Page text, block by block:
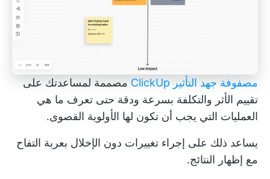
مصفوفة جهد التأثير ClickUp
مصممة لمساعدتك على
تقييم الأثر والتكلفة بسرعة ودقة حتى تعرف ما هي
العمليات التي يجب أن تكون لها الأولوية القصوى.
يساعد ذلك على إجراء تغييرات دون الإخلال بعربة التفاح
مع إظهار النتائج.